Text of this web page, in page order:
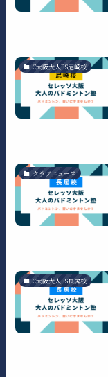
C大阪大人BS尼崎校
クラブニュース
C大阪大人BS長居校